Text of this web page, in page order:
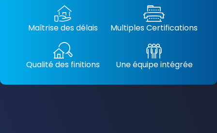
Maîtrise des délais Multiples Certifications
Qualité des finitions Une équipe intégrée